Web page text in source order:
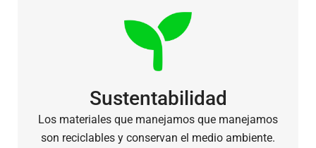
Sustentabilidad
Los materiales que manejamos que manejamos
son reciclables y conservan el medio ambiente.